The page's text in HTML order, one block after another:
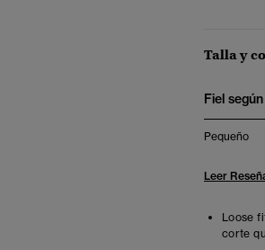
Talla y
Fiel
Pequeño
Leer
Loose
corte